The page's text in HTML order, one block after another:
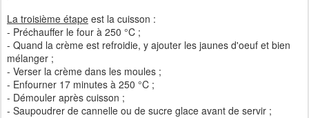
La troisième étape est la cuisson :
- Préchauffer le four à 250 °C ;
- Quand la crème est refroidie, y ajouter les jaunes d'oeuf et bien
mélanger ;
- Verser la crème dans les moules ;
- Enfourner 17 minutes à 250 °C ;
- Démouler après cuisson ;
- Saupoudrer de cannelle ou de sucre glace avant de servir ;